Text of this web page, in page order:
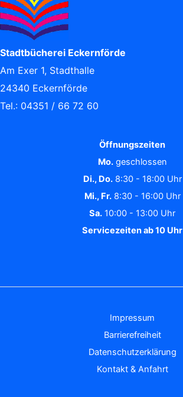
Stadtbücherei Eckernförde
Am Exer 1, Stadthalle
24340 Eckernförde
Tel.: 04351 / 66 72 60
Öffnungszeiten
Mo.geschlossen
Di., Do.8:30 - 18:00 Uhr
Mi., Fr.8:30 - 16:00 Uhr
Sa. 10:00 - 13:00 Uhr
Servicezeiten ab 10 Uhr
Impressum
Barrierefreiheit
Datenschutzerklärung
Kontakt & Anfahrt